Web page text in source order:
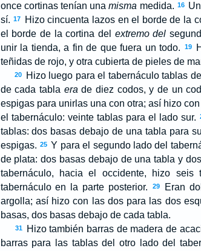
once cortinas tenían unamisma medida. 16
sí. 17 Hizo cincuenta lazos en el borde de la
el borde de la cortina del extremo del
unir la tienda, a fin de que fuera un todo.
19
teñidas de rojo, y otra cubierta de pieles de
20 Hizo luego para el tabernáculo tablas
de cada tabla era de diez codos, y de un
espigas para unirlas una con otra; así hizo
el tabernáculo: veinte tablas para el lado sur.
tablas: dos basas debajo de una tabla para
espigas. 25 Y para el segundo lado del
de plata: dos basas debajo de una tabla y
tabernáculo, hacia el occidente, hizo seis
tabernáculo en la parte posterior.
29
Eran
argolla; así hizo con las dos para las dos
basas, dos basas debajo de cada tabla.
31 Hizo también barras de madera de
barras para las tablas del otro lado del